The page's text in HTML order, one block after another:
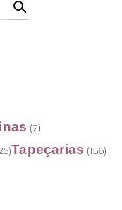
(2)
Tapeçarias (156)